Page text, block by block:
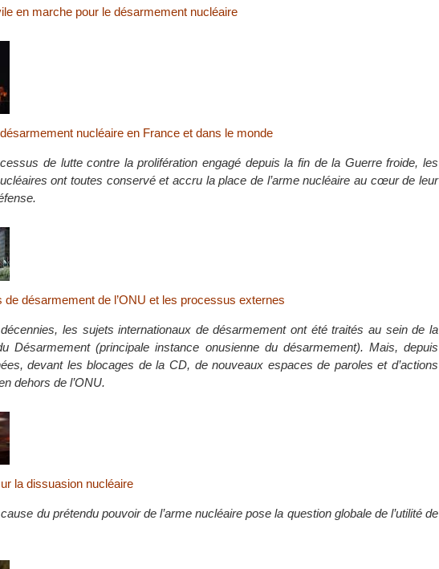
en marche pour le désarmement nucléaire
nucléaire en France et dans le monde
de lutte contre la prolifération engagé depuis la fin de la Guerre froide, les
ont toutes conservé et accru la place de l’arme nucléaire au cœur de leur
de désarmement de l’ONU et les processus externes
les sujets internationaux de désarmement ont été traités au sein de la
Désarmement (principale instance onusienne du désarmement). Mais, depuis
devant les blocages de la CD, de nouveaux espaces de paroles et d’actions
dehors de l’ONU.
la dissuasion nucléaire
du prétendu pouvoir de l’arme nucléaire pose la question globale de l’utilité de